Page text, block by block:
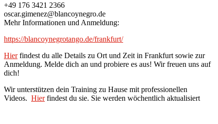
+49 176 3421 2366
oscar.gimenez@blancoynegro.de
Mehr Informationen und Anmeldung:
https://blancoynegrotango.de/frankfurt/
Hierfindest du alle Details zu Ort und Zeit in Frankfurt sowie zur
Anmeldung. Melde dich an und probiere es aus! Wir freuen uns auf
dich!
Wir unterstützen dein Training zu Hause mit professionellen
Videos. Hierfindest du sie. Sie werden wöchentlich aktualisiert